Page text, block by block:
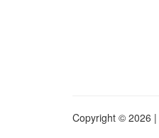
Copyright © 2026 |